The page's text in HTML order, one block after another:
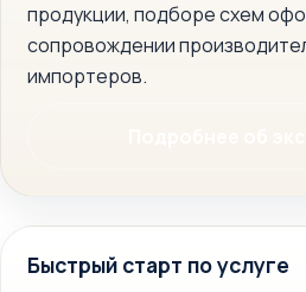
продукции, подборе схем
сопровождении
импортеров.
Быстрый старт по услуге